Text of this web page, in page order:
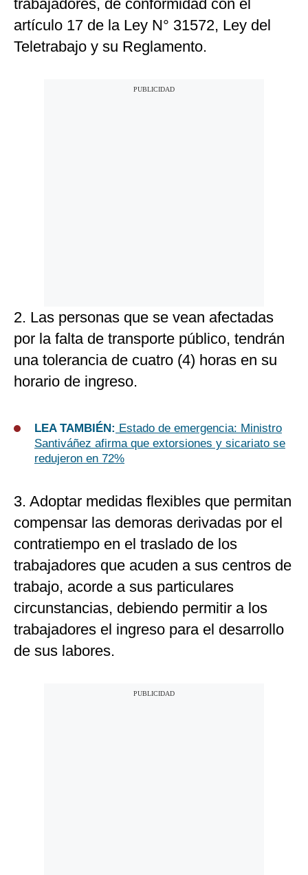
trabajadores, de conformidad con el
artículo 17 de la Ley N° 31572, Ley del
Teletrabajo y su Reglamento.
2. Las personas que se vean afectadas
por la falta de transporte público, tendrán
una tolerancia de cuatro (4) horas en su
horario de ingreso.
LEA TAMBIÉN: Estado de emergencia: Ministro
Santiváñez afirma que extorsiones y sicariato se
redujeron en 72%
3. Adoptar medidas flexibles que permitan
compensar las demoras derivadas por el
contratiempo en el traslado de los
trabajadores que acuden a sus centros de
trabajo, acorde a sus particulares
circunstancias, debiendo permitir a los
trabajadores el ingreso para el desarrollo
de sus labores.